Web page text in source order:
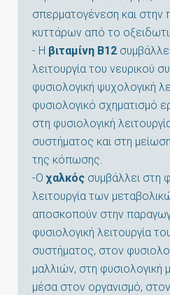
σπερματογένεση και στην
κυττάρων από το
- Η βιταμίνη Β12
λειτουργία του νευρικού
φυσιολογική ψυχολογική
φυσιολογικό σχηματισμό
στη φυσιολογική
συστήματος και στη
της κόπωσης.
-Οχαλκός συμβάλλει στη
λειτουργία των
αποσκοπούν στην
φυσιολογική λειτουργία
συστήματος, στον
μαλλιών, στη
μέσα στον οργανισμό,